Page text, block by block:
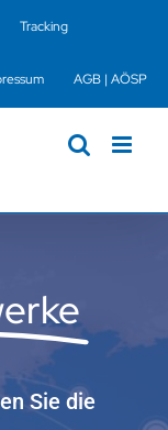
Tracking
AGB | AÖSP
Sie die